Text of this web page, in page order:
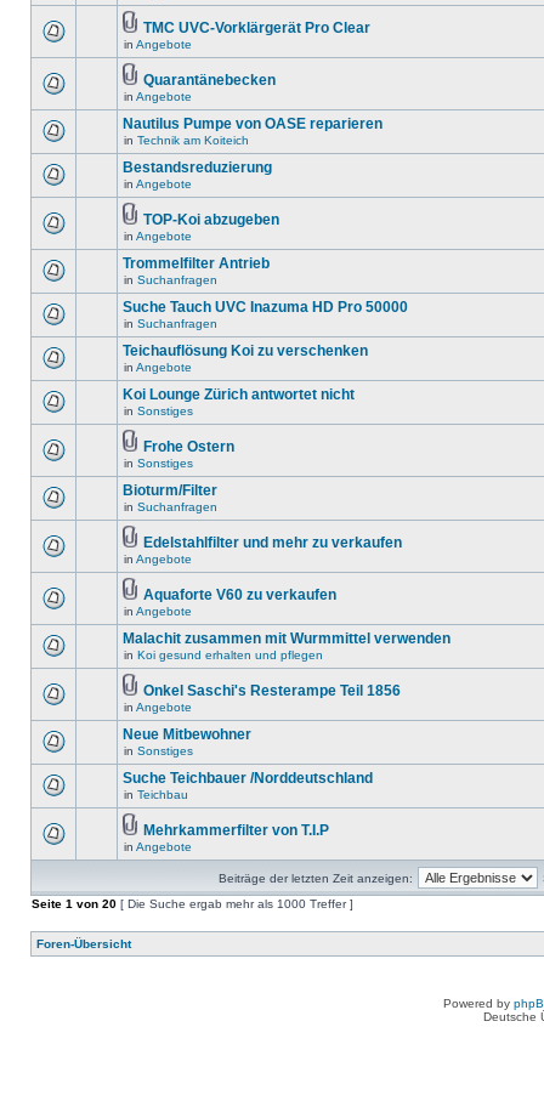
TMC UVC-Vorklärgerät Pro Clear
in Angebote
Quarantänebecken
in Angebote
Nautilus Pumpe von OASE reparieren
in Technik am Koiteich
Bestandsreduzierung
in Angebote
TOP-Koi abzugeben
in Angebote
Trommelfilter Antrieb
in Suchanfragen
Suche Tauch UVC Inazuma HD Pro 50000
in Suchanfragen
Teichauflösung Koi zu verschenken
in Angebote
Koi Lounge Zürich antwortet nicht
in Sonstiges
Frohe Ostern
in Sonstiges
Bioturm/Filter
in Suchanfragen
Edelstahlfilter und mehr zu verkaufen
in Angebote
Aquaforte V60 zu verkaufen
in Angebote
Malachit zusammen mit Wurmmittel verwenden
in Koi gesund erhalten und pflegen
Onkel Saschi's Resterampe Teil 1856
in Angebote
Neue Mitbewohner
in Sonstiges
Suche Teichbauer /Norddeutschland
in Teichbau
Mehrkammerfilter von T.I.P
in Angebote
Beiträge der letzten Zeit anzeigen:
Seite 1 von 20 [ Die Suche ergab mehr als 1000 Treffer ]
Foren-Übersicht
Powered by
Deutsche